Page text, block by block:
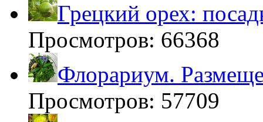
Грецкий орех:
Просмотров: 66368
Флорариум.
Просмотров: 57709